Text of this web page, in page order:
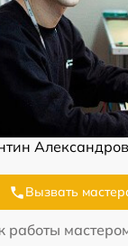
Вызвать
работы